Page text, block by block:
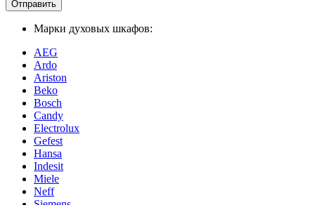
Отправить
Марки духовых шкафов:
AEG
Ardo
Ariston
Beko
Bosch
Candy
Electrolux
Gefest
Hansa
Indesit
Miele
Neff